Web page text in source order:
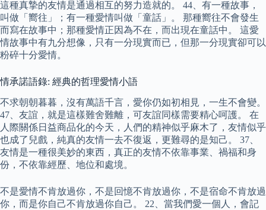
這種真摯的友情是通過相互的努力造就的。 44、有一種故事，
叫做「嚮往」；有一種愛情叫做「童話」。 那種嚮往不會發生
而寫在故事中；那種愛情正因為不在，而出現在童話中。 這愛
情故事中有九分想像，只有一分現實而已，但那一分現實卻可以
粉碎十分愛情。
情承諾語錄: 經典的哲理愛情小語
不求朝朝暮暮，沒有萬語千言，愛你仍如初相見，一生不會變。
47、友誼，就是這樣難舍難離，可友誼同樣需要精心呵護。 在
人際關係日益商品化的今天，人們的精神似乎麻木了，友情似乎
也成了兒戲，純真的友情一去不復返，更難尋的是知己。 37、
友情是一種很美妙的東西，真正的友情不依靠事業、禍福和身
份，不依靠經歷、地位和處境。
不是愛情不肯放過你，不是回憶不肯放過你，不是宿命不肯放過
你，而是你自己不肯放過你自己。 22、當我們愛一個人，會記